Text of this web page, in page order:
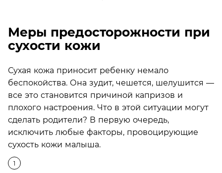
Меры предосторожности при
сухости кожи
Сухая кожа приносит ребенку немало
беспокойства. Она зудит, чешется, шелушится —
все это становится причиной капризов и
плохого настроения. Что в этой ситуации могут
сделать родители? В первую очередь,
исключить любые факторы, провоцирующие
сухость кожи малыша.